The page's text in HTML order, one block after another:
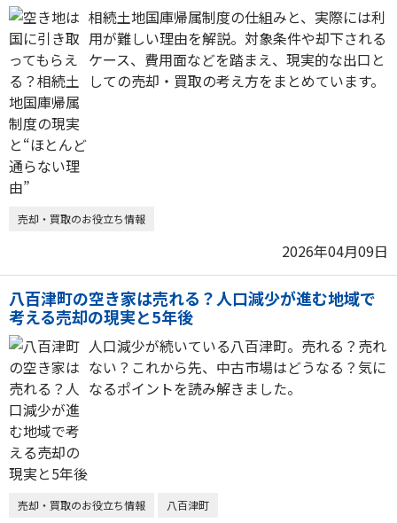
相続土地国庫帰属制度の仕組みと、実際には利
用が難しい理由を解説。対象条件や却下される
ケース、費用面などを踏まえ、現実的な出口と
しての売却・買取の考え方をまとめています。
売却・買取のお役立ち情報
2026年04月09日
八百津町の空き家は売れる？人口減少が進む地域で
考える売却の現実と5年後
人口減少が続いている八百津町。売れる？売れ
ない？これから先、中古市場はどうなる？気に
なるポイントを読み解きました。
売却・買取のお役立ち情報 八百津町